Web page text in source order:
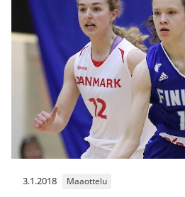
3.1.2018 Maaottelu